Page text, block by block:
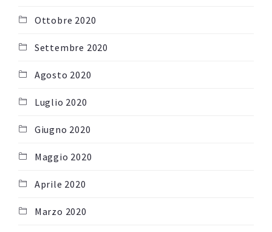
Ottobre 2020
Settembre 2020
Agosto 2020
Luglio 2020
Giugno 2020
Maggio 2020
Aprile 2020
Marzo 2020